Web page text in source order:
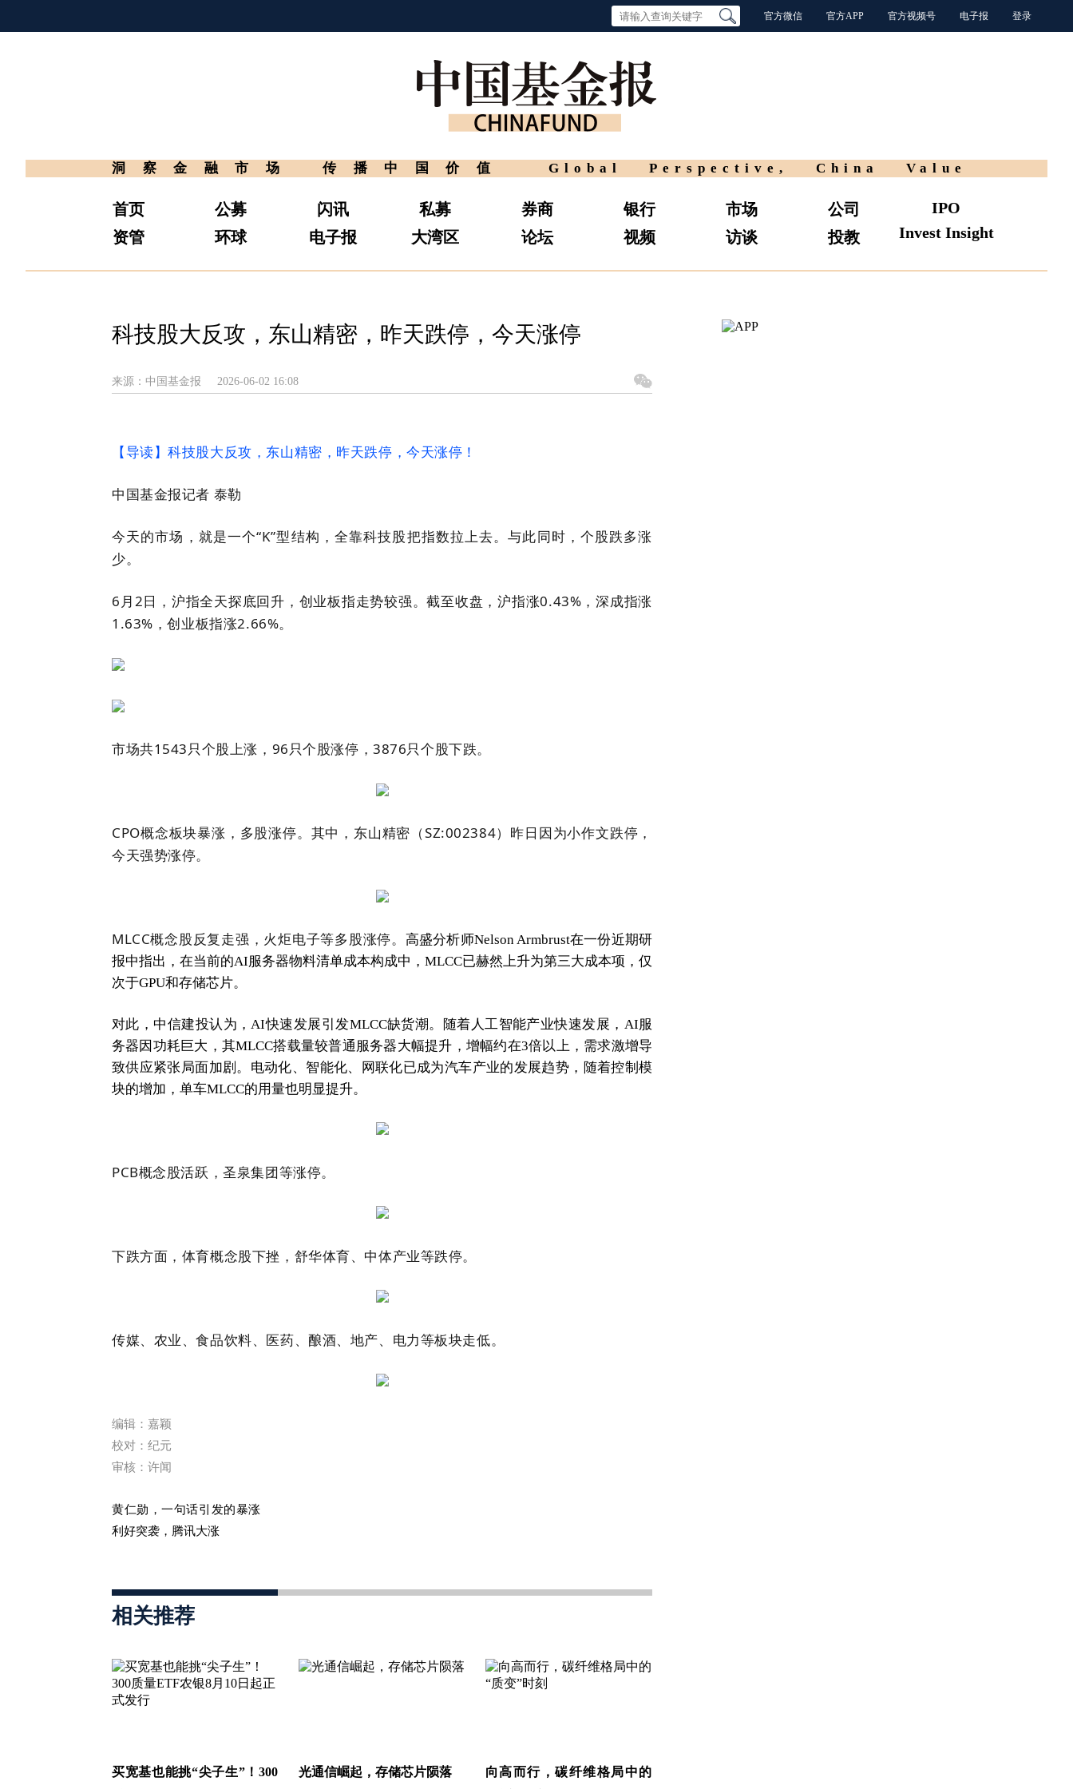
官方微信 官方APP 官方视频号 电子报 登录
洞察金融市场 传播中国价值 Global Perspective, China Value
首页
资管
公募
环球
闪讯
电子报
私募
大湾区
券商
论坛
银行
视频
市场
访谈
公司
投教
IPO
Invest Insight
科技股大反攻，东山精密，昨天跌停，今天涨停
来源：中国基金报 2026-06-02 16:08
【导读】科技股大反攻，东山精密，昨天跌停，今天涨停！
中国基金报记者 泰勒
今天的市场，就是一个“K”型结构，全靠科技股把指数拉上去。与此同时，个股跌多涨
少。
6月2日，沪指全天探底回升，创业板指走势较强。截至收盘，沪指涨0.43%，深成指涨
1.63%，创业板指涨2.66%。
市场共1543只个股上涨，96只个股涨停，3876只个股下跌。
CPO概念板块暴涨，多股涨停。其中， 东山精密（SZ:002384） 昨日因为小作文跌停，
今天强势涨停。
MLCC概念股反复走强，火炬电子等多股涨停。
高盛分析师Nelson Armbrust在一份近期研
报中指出，在当前的AI服务器物料清单成本构成中，MLCC已赫然上升为第三大成本项，仅
次于GPU和存储芯片。
对此，中信建投认为，AI快速发展引发MLCC缺货潮。随着人工智能产业快速发展，AI服
务器因功耗巨大，其MLCC搭载量较普通服务器大幅提升，增幅约在3倍以上，需求激增导
致供应紧张局面加剧。电动化、智能化、网联化已成为汽车产业的发展趋势，随着控制模
块的增加，单车MLCC的用量也明显提升。
PCB概念股活跃，圣泉集团等涨停。
下跌方面，体育概念股下挫，舒华体育、中体产业等跌停。
传媒、农业、食品饮料、医药、酿酒、地产、电力等板块走低。
编辑：嘉颖
校对：纪元
审核：许闻
黄仁勋，一句话引发的暴涨
利好突袭，腾讯大涨
相关推荐
买宽基也能挑“尖子生”！300
光通信崛起，存储芯片陨落
向高而行，碳纤维格局中的